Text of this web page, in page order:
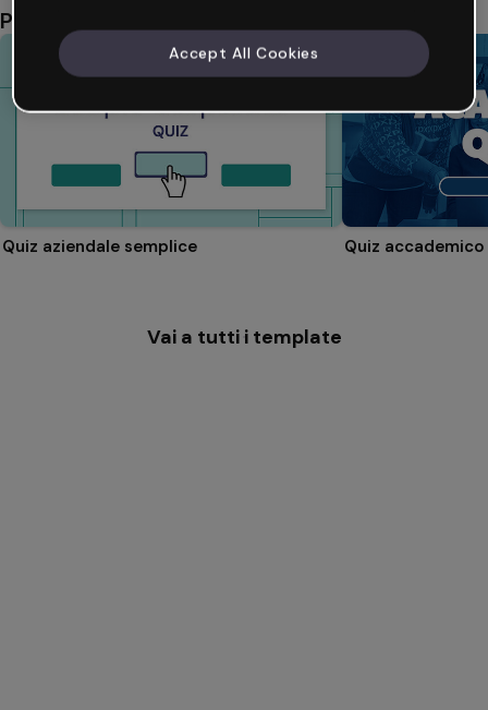
Potrebbe piacerti anche
Quiz aziendale semplice Quiz accademico
Vai a tutti i template
Accept All Cookies